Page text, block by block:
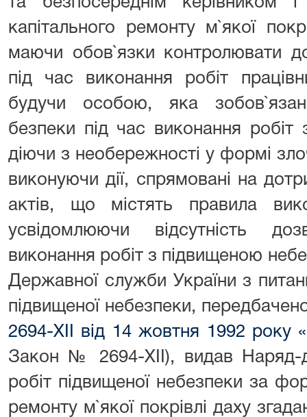
капітального ремонту м`якої
маючи обов`язки контролювати
під час виконання робіт
будучи особою, яка
безпеки під час виконання
діючи з необережності у формі
виконуючи дії, спрямовані на
актів, що містять правила
усвідомлюючи відсутність
виконання робіт з підвищеною
Державної служби України з
підвищеної небезпеки,
2694-XII від 14 жовтня 1992 року
Закон № 2694-ХІІ), видав
робіт підвищеної небезпеки за
ремонту м`якої покрівлі даху